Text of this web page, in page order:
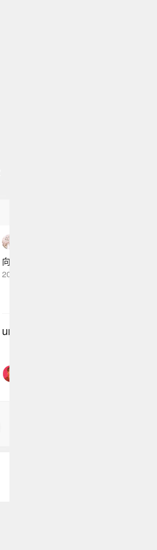
向世界讲述古老而又充满活力的中国故事
2026-05-19
undefined